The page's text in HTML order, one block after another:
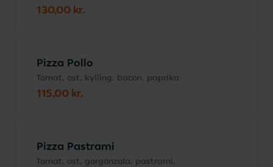
130,00 kr.
Pizza Pollo
Tomat, ost, kylling, bacon, paprika
115,00 kr.
Pizza Pastrami
Tomat, ost, gorgonzola, pastrami,